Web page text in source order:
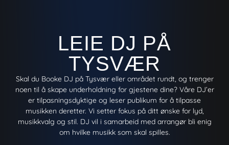
LEIE DJ PÅ
TYSVÆR
Skal du Booke DJ på Tysvær eller området rundt, og trenger
noen til å skape underholdning for gjestene dine? Våre DJ’er
er tilpasningsdyktige og leser publikum for å tilpasse
musikken deretter. Vi setter fokus på ditt ønske for lyd,
musikkvalg og stil. DJ vil i samarbeid med arrangør bli enig
om hvilke musikk som skal spilles.